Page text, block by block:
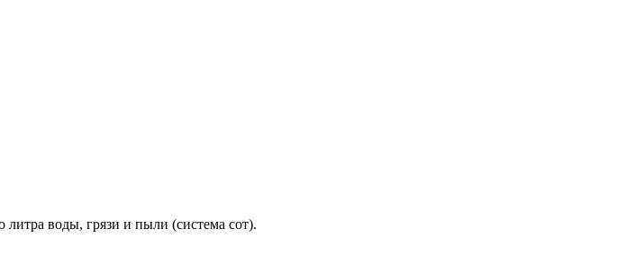
воды, грязи и пыли (система сот).